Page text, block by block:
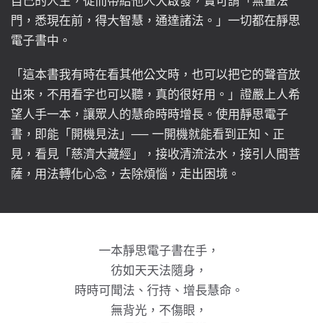
門，悉現在前，得大智慧，通達諸法。」一切都在靜思
電子書中。
「這本書我有時在看其他公文時，也可以把它的聲音放
出來，不用看字也可以聽，真的很好用。」證嚴上人希
望人手一本，讓眾人的慧命時時增長。使用靜思電子
書，即能「開機見法」── 一開機就能看到正知、正
見，看見「慈濟大藏經」，接收清流法水，接引人間菩
薩，用法轉化心念，去除煩惱，走出困境。
一本靜思電子書在手，
彷如天天法隨身，
時時可聞法、行持、增長慧命。
無背光，不傷眼，